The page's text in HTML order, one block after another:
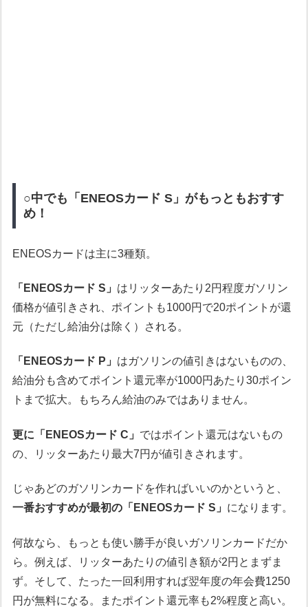
○中でも「ENEOSカード S」がもっともおすす
め！
ENEOSカードは主に3種類。
「ENEOSカード S」 はリッターあたり2円程度ガソリン
価格が値引きされ、ポイントも1000円で20ポイントが還
元（ただし給油分は除く）される。
「ENEOSカード P」 はガソリンの値引きはないものの、
給油分も含めてポイント還元率が1000円あたり30ポイン
トまで拡大。もちろん給油のみではありません。
更に「ENEOSカード C」 ではポイント還元はないもの
の、リッターあたり最大7円が値引きされます。
じゃあどのガソリンカードを作ればいいのかというと、
一番おすすめが最初の「ENEOSカード S」 になります。
何故なら、もっとも使い勝手が良いガソリンカードだか
ら。例えば、リッターあたりの値引き額が2円とまずま
ず。そして、たった一回利用すれば翌年度の年会費1250
円が無料になる。またポイント還元率も2%程度と高い。